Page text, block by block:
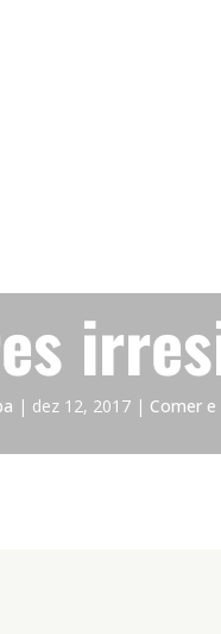
| dez 12, 2017 | Comer